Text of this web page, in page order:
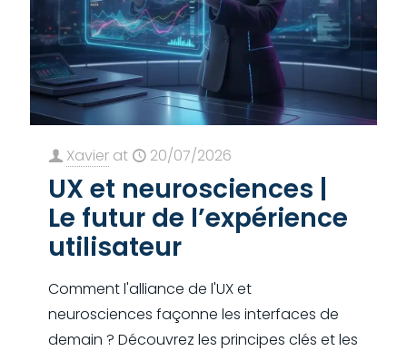
Xavier at 20/07/2026
UX et neurosciences |
Le futur de l’expérience
utilisateur
Comment l'alliance de l'UX et
neurosciences façonne les interfaces de
demain ? Découvrez les principes clés et les